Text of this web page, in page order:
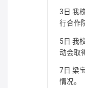
3日 我
行合作
5日 我
动会取
7日 梁
情况。